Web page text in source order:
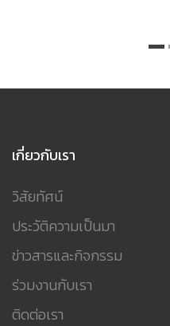
เกี่ยวกับเรา
วิสัยทัศน์
ประวัติความเป็นมา
ข่าวสารและกิจกรรม
ร่วมงานกับเรา
ติดต่อเรา